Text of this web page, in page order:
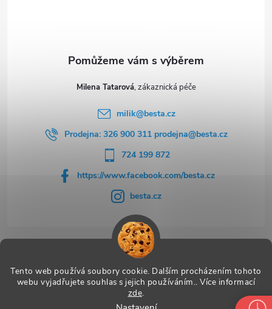
Tento web používá soubory cookie. Dalším procházením tohoto
webu vyjadřujete souhlas s jejich používáním.. Více informací
zde.
Milena Tatarová
milik@besta.cz
Prodejna: 326 900 311 prodejna@besta.cz
724 199 872
https://www.facebook.com/besta.cz
besta.cz
Užitečné odkazy